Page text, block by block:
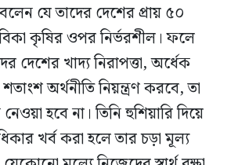
বলেন যে তাদের দেশের প্রায় ৫০
কৃষির ওপর নির্ভরশীল। ফলে
দেশের খাদ্য নিরাপত্তা, অর্ধেক
অর্থনীতি নিয়ন্ত্রণ করবে, তা
হবে না। তিনি হুশিয়ারি দিয়ে
খর্ব করা হলে তার চড়া মূল্য